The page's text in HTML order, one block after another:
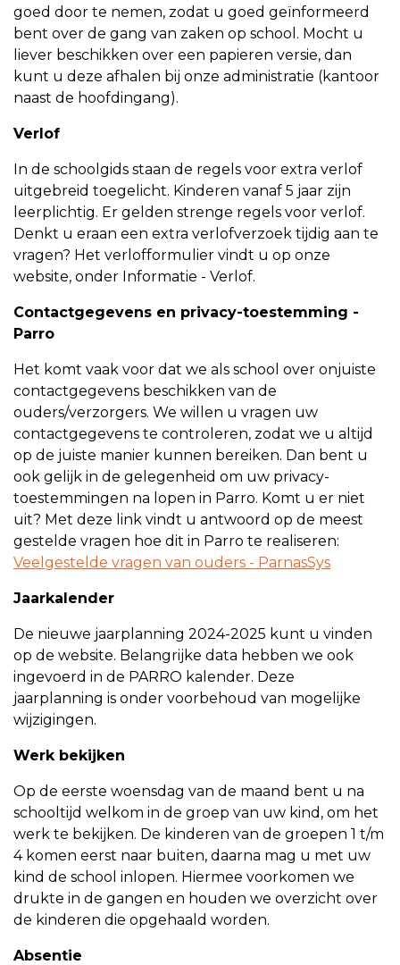
goed door te nemen, zodat u goed geïnformeerd
bent over de gang van zaken op school. Mocht u
liever beschikken over een papieren versie, dan
kunt u deze afhalen bij onze administratie (kantoor
naast de hoofdingang).
Verlof
In de schoolgids staan de regels voor extra verlof
uitgebreid toegelicht. Kinderen vanaf 5 jaar zijn
leerplichtig. Er gelden strenge regels voor verlof.
Denkt u eraan een extra verlofverzoek tijdig aan te
vragen? Het verlofformulier vindt u op onze
website, onder Informatie - Verlof.
Contactgegevens en privacy-toestemming -
Parro
Het komt vaak voor dat we als school over onjuiste
contactgegevens beschikken van de
ouders/verzorgers. We willen u vragen uw
contactgegevens te controleren, zodat we u altijd
op de juiste manier kunnen bereiken. Dan bent u
ook gelijk in de gelegenheid om uw privacy-
toestemmingen na lopen in Parro. Komt u er niet
uit? Met deze link vindt u antwoord op de meest
gestelde vragen hoe dit in Parro te realiseren:
Veelgestelde vragen van ouders - ParnasSys
Jaarkalender
De nieuwe jaarplanning 2024-2025 kunt u vinden
op de website. Belangrijke data hebben we ook
ingevoerd in de PARRO kalender. Deze
jaarplanning is onder voorbehoud van mogelijke
wijzigingen.
Werk bekijken
Op de eerste woensdag van de maand bent u na
schooltijd welkom in de groep van uw kind, om het
werk te bekijken. De kinderen van de groepen 1 t/m
4 komen eerst naar buiten, daarna mag u met uw
kind de school inlopen. Hiermee voorkomen we
drukte in de gangen en houden we overzicht over
de kinderen die opgehaald worden.
Absentie